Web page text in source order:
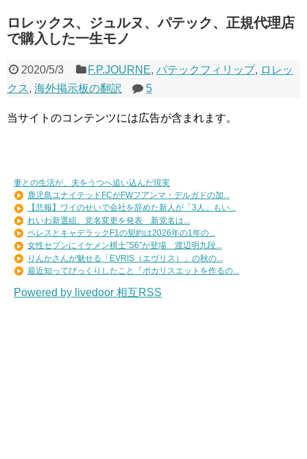
ロレックス、ジュルヌ、パテック、正規代理店
で購入した一生モノ
2020/5/3 F.P.JOURNE,パテックフィリップ, ロレッ
クス, 海外掲示板の翻訳 5
当サイトのコンテンツには広告が含まれます。
妻との生活が、夫をうつへ追い込んだ現実
鹿児島ユナイテッドFCがFWフアンマ・デルガドの加...
【悲報】ワイのせいで会社を辞めた新人が「3人」もい...
れいわ新選組、党名変更を発表 新党名は...
ペレスとキャデラックF1の契約は2026年の1年の...
女性セブンにイケメン棋士”S6”が登場 渡辺明九段...
りんかさんが魅せる「EVRIS（エヴリス）」の秋の...
最近知ってびっくりしたこと『ポカリスエットを作るの...
Powered by livedoor 相互RSS